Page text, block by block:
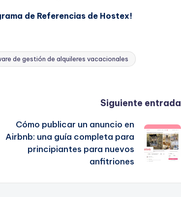
de Referencias de Hostex!
de gestión de alquileres vacacionales
Siguiente entrada
Cómo publicar un anuncio en
Airbnb: una guía completa para
principiantes para nuevos
anfitriones